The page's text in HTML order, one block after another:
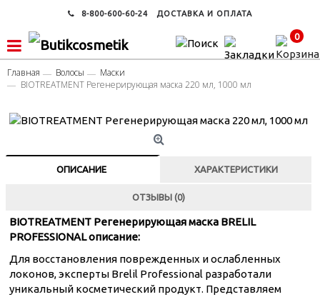
8-800-600-60-24 ДОСТАВКА И ОПЛАТА
0
Главная Волосы
Маски
BIOTREATMENT Регенерирующая маска 220 мл, 1000 мл
ОПИСАНИЕ ХАРАКТЕРИСТИКИ
ОТЗЫВЫ (0)
BIOTREATMENT Регенерирующая маска BRELIL
PROFESSIONAL описание:
Для восстановления поврежденных и ослабленных
локонов, эксперты Brelil Professional разработали
уникальный косметический продукт. Представляем